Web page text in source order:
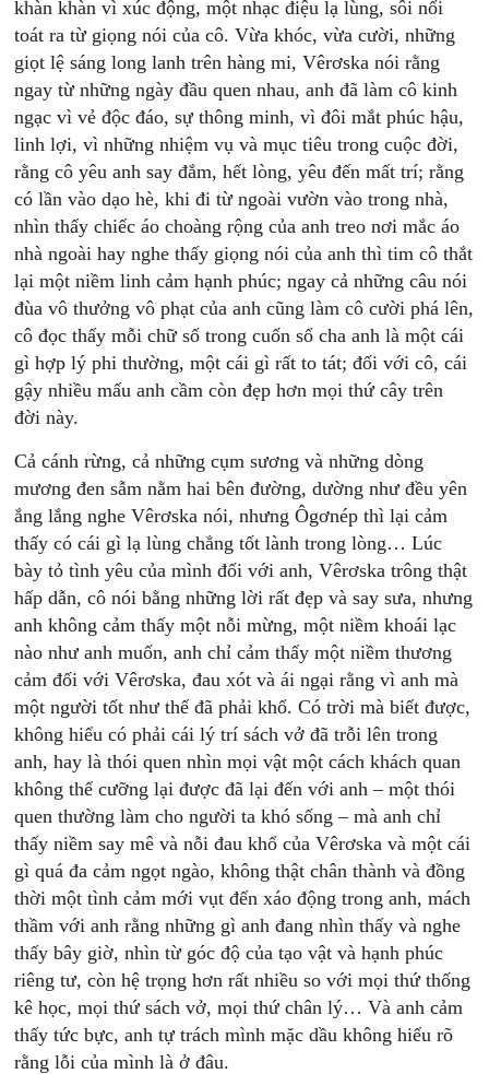
khàn khàn vì xúc động, một nhạc điệu lạ lùng, sôi nổi
toát ra từ giọng nói của cô. Vừa khóc, vừa cười, những
giọt lệ sáng long lanh trên hàng mi, Vêrơska nói rằng
ngay từ những ngày đầu quen nhau, anh đã làm cô kinh
ngạc vì vẻ độc đáo, sự thông minh, vì đôi mắt phúc hậu,
linh lợi, vì những nhiệm vụ và mục tiêu trong cuộc đời,
rằng cô yêu anh say đắm, hết lòng, yêu đến mất trí; rằng
có lần vào dạo hè, khi đi từ ngoài vườn vào trong nhà,
nhìn thấy chiếc áo choàng rộng của anh treo nơi mắc áo
nhà ngoài hay nghe thấy giọng nói của anh thì tim cô thắt
lại một niềm linh cảm hạnh phúc; ngay cả những câu nói
đùa vô thưởng vô phạt của anh cũng làm cô cười phá lên,
cô đọc thấy mỗi chữ số trong cuốn sổ cha anh là một cái
gì hợp lý phi thường, một cái gì rất to tát; đối với cô, cái
gậy nhiều mấu anh cầm còn đẹp hơn mọi thứ cây trên
đời này.
Cả cánh rừng, cả những cụm sương và những dòng
mương đen sẫm nằm hai bên đường, dường như đều yên
ắng lắng nghe Vêrơska nói, nhưng Ôgơnép thì lại cảm
thấy có cái gì lạ lùng chẳng tốt lành trong lòng… Lúc
bày tỏ tình yêu của mình đối với anh, Vêrơska trông thật
hấp dẫn, cô nói bằng những lời rất đẹp và say sưa, nhưng
anh không cảm thấy một nỗi mừng, một niềm khoái lạc
nào như anh muốn, anh chỉ cảm thấy một niềm thương
cảm đối với Vêrơska, đau xót và ái ngại rằng vì anh mà
một người tốt như thế đã phải khổ. Có trời mà biết được,
không hiểu có phải cái lý trí sách vở đã trỗi lên trong
anh, hay là thói quen nhìn mọi vật một cách khách quan
không thể cưỡng lại được đã lại đến với anh – một thói
quen thường làm cho người ta khó sống – mà anh chỉ
thấy niềm say mê và nỗi đau khổ của Vêrơska và một cái
gì quá đa cảm ngọt ngào, không thật chân thành và đồng
thời một tình cảm mới vụt đến xáo động trong anh, mách
thầm với anh rằng những gì anh đang nhìn thấy và nghe
thấy bây giờ, nhìn từ góc độ của tạo vật và hạnh phúc
riêng tư, còn hệ trọng hơn rất nhiều so với mọi thứ thống
kê học, mọi thứ sách vở, mọi thứ chân lý… Và anh cảm
thấy tức bực, anh tự trách mình mặc dầu không hiểu rõ
rằng lỗi của mình là ở đâu.